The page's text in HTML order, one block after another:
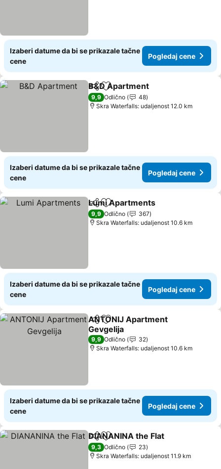
Izaberi datume da bi se prikazale tačne
cene
Pogledaj cene
Deli Dodati u favorite
B&D Apartment
9,9 Odlično
48
Skra Waterfalls: udaljenost 12.0 km
Izaberi datume da bi se prikazale tačne
cene
Pogledaj cene
Deli Dodati u favorite
Lumi Apartments
9,9 Odlično
367
Skra Waterfalls: udaljenost 10.6 km
Izaberi datume da bi se prikazale tačne
cene
Pogledaj cene
Deli Dodati u favorite
ANTONIJ Apartment
Gevgelija
Pogledaj cene
9,9 Odlično
32
Skra Waterfalls: udaljenost 10.6 km
Izaberi datume da bi se prikazale tačne
cene
Pogledaj cene
Deli Dodati u favorite
DIANANINA the Flat
9,3 Odlično
23
Skra Waterfalls: udaljenost 11.9 km